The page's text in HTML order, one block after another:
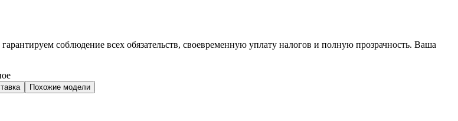
соблюдение всех обязательств, своевременную уплату налогов и полную прозрачность. Ваша
Похожие модели